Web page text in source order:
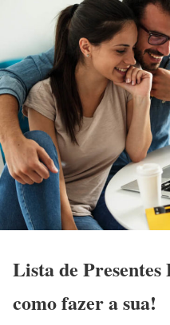
Lista de Presentes
como fazer a sua!